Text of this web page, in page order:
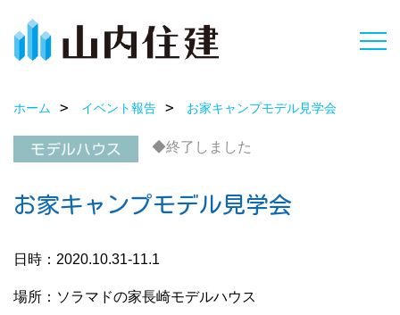
ホーム イベント報告 お家キャンプモデル見学会
◆終了しました
お家キャンプモデル見学会
日時：2020.10.31-11.1
場所：ソラマドの家長崎モデルハウス